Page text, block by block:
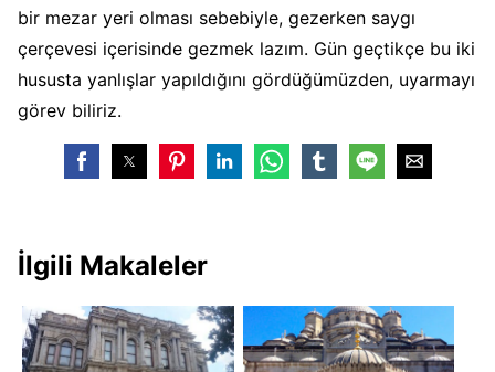
bir mezar yeri olması sebebiyle, gezerken saygı
çerçevesi içerisinde gezmek lazım. Gün geçtikçe bu iki
hususta yanlışlar yapıldığını gördüğümüzden, uyarmayı
görev biliriz.
İlgili Makaleler